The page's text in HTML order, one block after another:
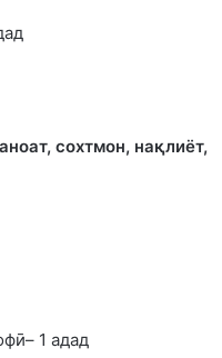
сохтмон, нақлиёт,
1 адад